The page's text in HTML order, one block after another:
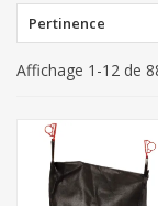
Pertinence
Affichage 1-12 de